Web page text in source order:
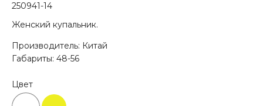
Женский купальник.
Производитель: Китай
Габариты: 48-56
250941-14